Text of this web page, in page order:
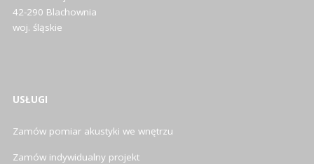
42-290 Blachownia
woj. śląskie
USŁUGI
Zamów pomiar akustyki we wnętrzu
Zamów indywidualny projekt